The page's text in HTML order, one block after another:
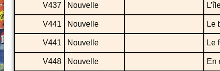
V437 Nouvelle
V441 Nouvelle Le
V441 Nouvelle Le
V448 Nouvelle
En